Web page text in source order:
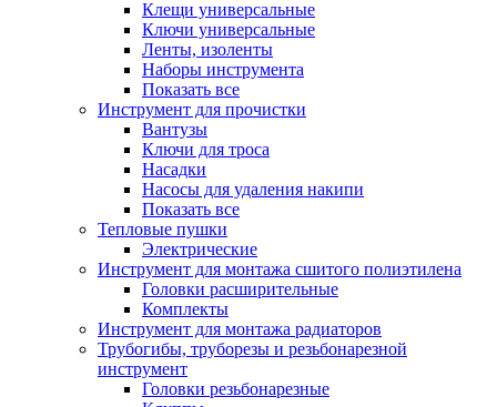
Клещи универсальные
Ключи универсальные
Ленты, изоленты
Наборы инструмента
Показать все
Инструмент для прочистки
Вантузы
Ключи для троса
Насадки
Насосы для удаления накипи
Показать все
Тепловые пушки
Электрические
Инструмент для монтажа сшитого полиэтилена
Головки расширительные
Комплекты
Инструмент для монтажа радиаторов
Трубогибы, труборезы и резьбонарезной
инструмент
Головки резьбонарезные